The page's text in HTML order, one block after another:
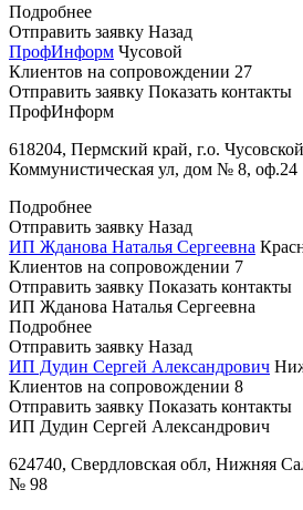
Подробнее
Отправить заявку Назад
ПрофИнформ Чусовой
Клиентов на сопровождении 27
Отправить заявку Показать контакты
ПрофИнформ
618204, Пермский край, г.о.
Коммунистическая ул, дом № 8, оф.24
Подробнее
Отправить заявку Назад
ИП Жданова Наталья Сергеевна
Клиентов на сопровождении 7
Отправить заявку Показать контакты
ИП Жданова Наталья Сергеевна
Подробнее
Отправить заявку Назад
ИП Дудин Сергей Александрович
Клиентов на сопровождении 8
Отправить заявку Показать контакты
ИП Дудин Сергей Александрович
624740, Свердловская обл, Нижняя
№ 98